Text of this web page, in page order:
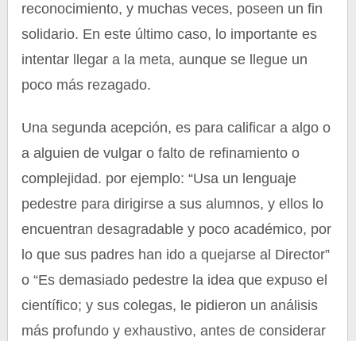
reconocimiento, y muchas veces, poseen un fin
solidario. En este último caso, lo importante es
intentar llegar a la meta, aunque se llegue un
poco más rezagado.
Una segunda acepción, es para calificar a algo o
a alguien de vulgar o falto de refinamiento o
complejidad. por ejemplo: “Usa un lenguaje
pedestre para dirigirse a sus alumnos, y ellos lo
encuentran desagradable y poco académico, por
lo que sus padres han ido a quejarse al Director”
o “Es demasiado pedestre la idea que expuso el
científico; y sus colegas, le pidieron un análisis
más profundo y exhaustivo, antes de considerar